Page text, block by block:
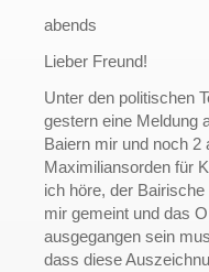
abends
Lieber Freund!
Unter den politischen
gestern eine Meldung
Baiern mir und noch 2
Maximiliansorden für
ich höre, der
mir gemeint und das
ausgegangen sein
dass diese